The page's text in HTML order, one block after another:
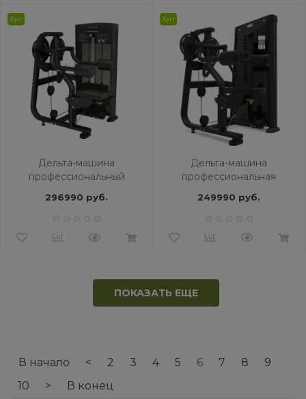
Хит
Дельтa-машина
профессиональный
296990 руб.
Хит
Дельтa-машина
профессиональная
249990 руб.
ПОКАЗАТЬ ЕЩЕ
В начало < 2 3 4 5 6 7 8
9
10
> В конец